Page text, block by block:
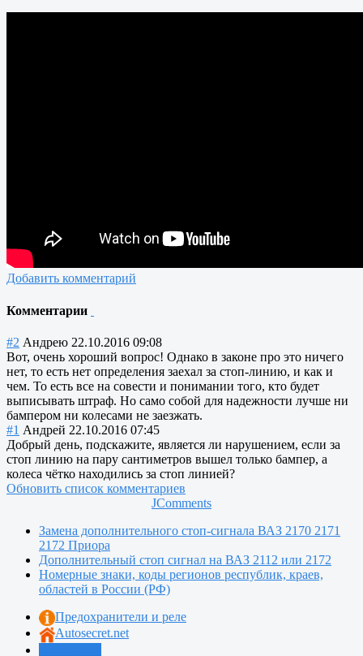
Добавить комментарий
Комментарии
#2 Андрею 22.10.2016 09:08
Вот, очень хороший вопрос! Однако в законе про это ничего
нет, то есть нет определения заехал за стоп-линию, и как и
чем. То есть все на совести и понимании того, кто будет
выписывать штраф. Но само собой для надежности лучше ни
бампером ни колесами не заезжать.
#1 Андрей 22.10.2016 07:45
Добрый день, подскажите, является ли нарушением, если за
стоп линию на пару сантиметров вышел только бампер, а
колеса чётко находились за стоп линией?
Обновить список комментариев
JComments
Замена дополнительного стоп-сигнала ВАЗ 2170 2171
2172 Приора
Дополнительный стоп сигнал на ВАЗ 2112 или 2172
Номерные знаки, коды регионов республик, краев,
областей в России (РФ)
Предохранители и реле
Autosecret.net